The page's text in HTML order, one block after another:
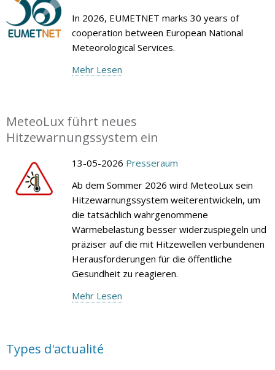
In 2026, EUMETNET marks 30 years of
cooperation between European National
Meteorological Services.
Mehr Lesen
MeteoLux führt neues
Hitzewarnungssystem ein
13-05-2026 Presseraum
Ab dem Sommer 2026 wird MeteoLux sein
Hitzewarnungssystem weiterentwickeln, um
die tatsächlich wahrgenommene
Wärmebelastung besser widerzuspiegeln und
präziser auf die mit Hitzewellen verbundenen
Herausforderungen für die öffentliche
Gesundheit zu reagieren.
Mehr Lesen
Types d'actualité